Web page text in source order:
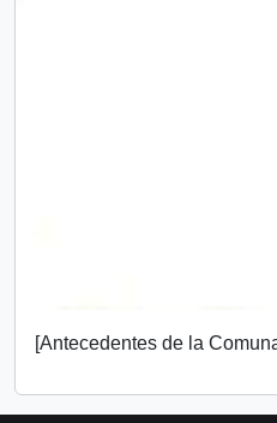
[Antecedentes de la